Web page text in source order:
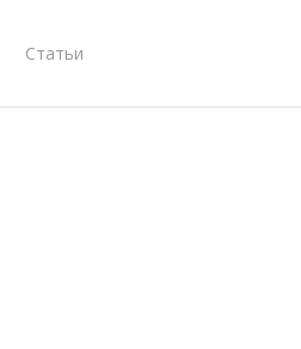
Статьи